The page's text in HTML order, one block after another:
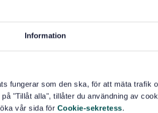
Information
fungerar som den ska, för att mäta trafik
"Tillåt alla", tillåter du användning av
vår sida för Cookie-sekretess.